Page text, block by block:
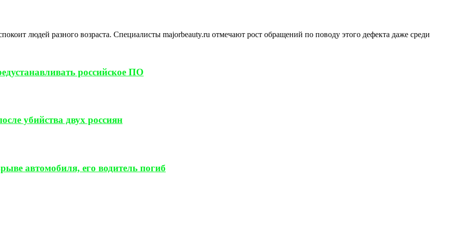
людей разного возраста. Специалисты majorbeauty.ru отмечают рост обращений по поводу этого дефекта даже среди
российское ПО
убийства двух россиян
автомобиля, его водитель погиб